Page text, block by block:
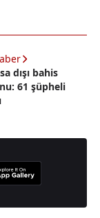
dışı bahis
61 şüpheli